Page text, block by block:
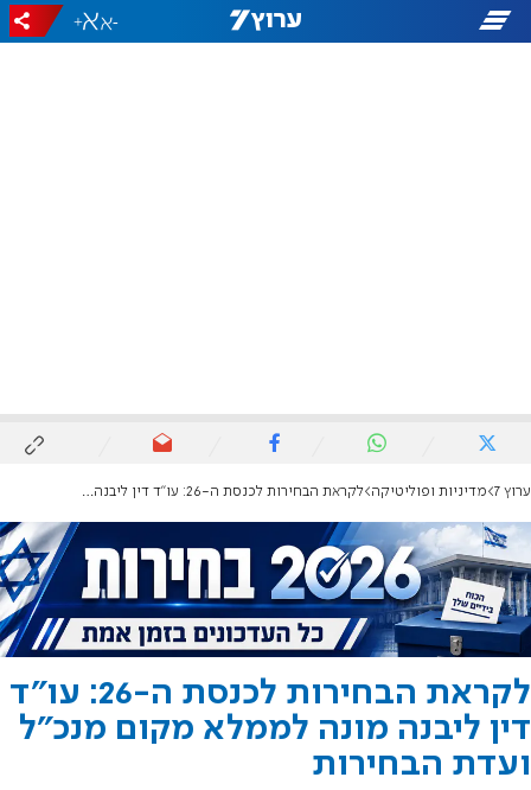
-
+
ערוץ 7 מדיניות ופוליטיקה לקראת הבחירות לכנסת ה-26: עו"ד דין ליבנה מונה לממלא מקום מנכ"ל ועדת הבחירות
לקראת הבחירות לכנסת ה-26: עו"ד
דין ליבנה מונה לממלא מקום מנכ"ל
ועדת הבחירות